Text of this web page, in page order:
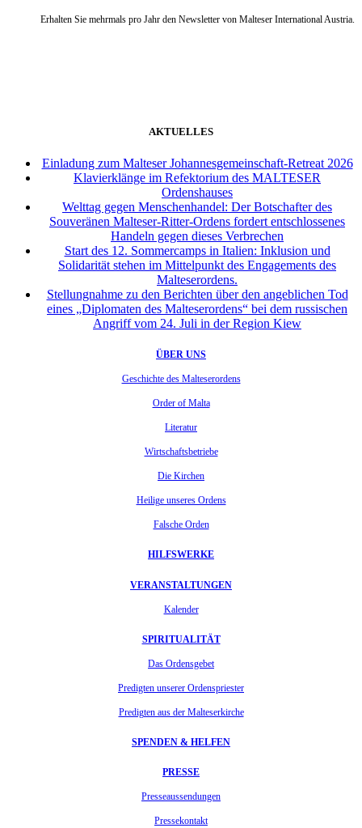
Erhalten Sie mehrmals pro Jahr den Newsletter von Malteser International Austria.
AKTUELLES
Einladung zum Malteser Johannesgemeinschaft-Retreat 2026
Klavierklänge im Refektorium des MALTESER
Ordenshauses
Welttag gegen Menschenhandel: Der Botschafter des
Souveränen Malteser-Ritter-Ordens fordert entschlossenes
Handeln gegen dieses Verbrechen
Start des 12. Sommercamps in Italien: Inklusion und
Solidarität stehen im Mittelpunkt des Engagements des
Malteserordens.
Stellungnahme zu den Berichten über den angeblichen Tod
eines „Diplomaten des Malteserordens“ bei dem russischen
Angriff vom 24. Juli in der Region Kiew
ÜBER UNS
Geschichte des Malteserordens
Order of Malta
Literatur
Wirtschaftsbetriebe
Die Kirchen
Heilige unseres Ordens
Falsche Orden
HILFSWERKE
VERANSTALTUNGEN
Kalender
SPIRITUALITÄT
Das Ordensgebet
Predigten unserer Ordenspriester
Predigten aus der Malteserkirche
SPENDEN & HELFEN
PRESSE
Presseaussendungen
Pressekontakt